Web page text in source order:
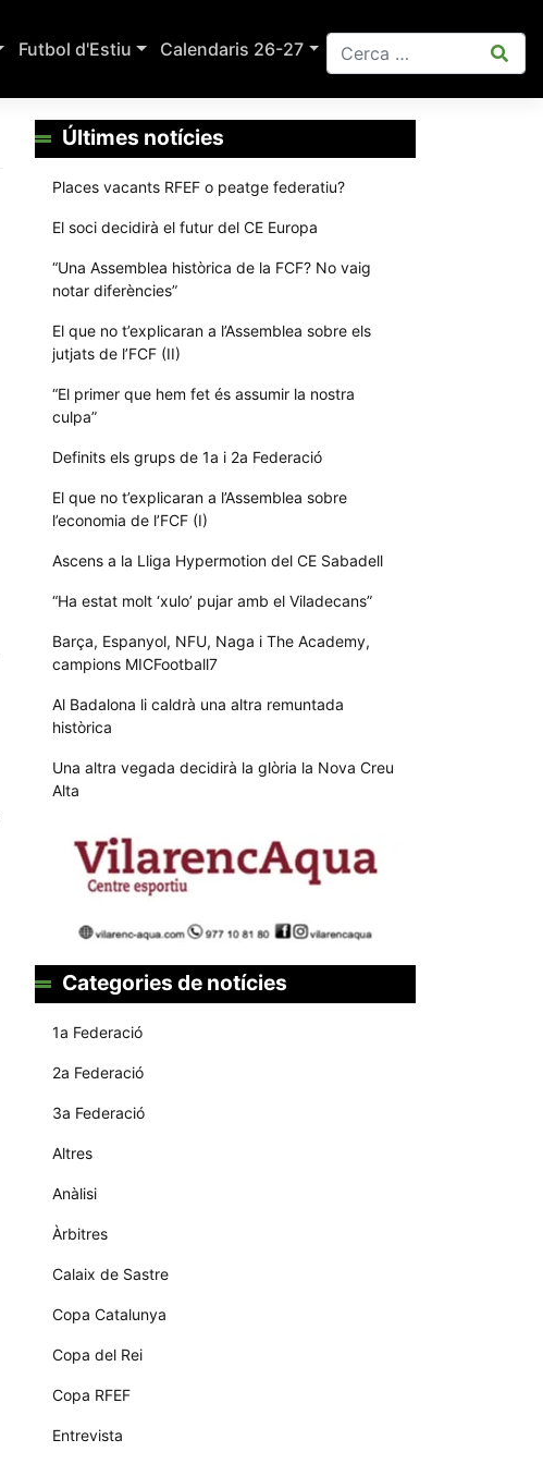
Futbol d'Estiu Calendaris 26-27
Últimes notícies
Places vacants RFEF o peatge federatiu?
El soci decidirà el futur del CE Europa
“Una Assemblea històrica de la FCF? No vaig
notar diferències”
El que no t’explicaran a l’Assemblea sobre els
jutjats de l’FCF (II)
“El primer que hem fet és assumir la nostra
culpa”
Definits els grups de 1a i 2a Federació
El que no t’explicaran a l’Assemblea sobre
l’economia de l’FCF (I)
Ascens a la Lliga Hypermotion del CE Sabadell
“Ha estat molt ‘xulo’ pujar amb el Viladecans”
Barça, Espanyol, NFU, Naga i The Academy,
campions MICFootball7
Al Badalona li caldrà una altra remuntada
històrica
Una altra vegada decidirà la glòria la Nova Creu
Alta
Categories de notícies
1a Federació
2a Federació
3a Federació
Altres
Anàlisi
Àrbitres
Calaix de Sastre
Copa Catalunya
Copa del Rei
Copa RFEF
Entrevista